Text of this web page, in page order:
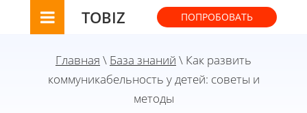
TOBIZ ПОПРОБОВАТЬ
Главная \ База знаний \ Как развить
коммуникабельность у детей: советы и
методы